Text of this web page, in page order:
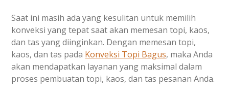
Saat ini masih ada yang kesulitan untuk memilih
konveksi yang tepat saat akan memesan topi, kaos,
dan tas yang diinginkan. Dengan memesan topi,
kaos, dan tas pada Konveksi Topi Bagus, maka Anda
akan mendapatkan layanan yang maksimal dalam
proses pembuatan topi, kaos, dan tas pesanan Anda.